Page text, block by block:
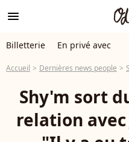
menu
Billetterie En privé avec
Accueil Dernières news people
Shy'm sort
relation